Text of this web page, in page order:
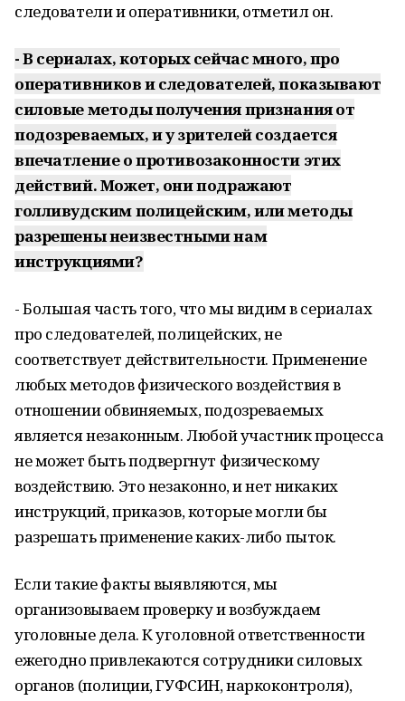
следователи и оперативники, отметил он.
- В сериалах, которых сейчас много, про
оперативников и следователей, показывают
силовые методы получения признания от
подозреваемых, и у зрителей создается
впечатление о противозаконности этих
действий. Может, они подражают
голливудским полицейским, или методы
разрешены неизвестными нам
инструкциями?
- Большая часть того, что мы видим в сериалах
про следователей, полицейских, не
соответствует действительности. Применение
любых методов физического воздействия в
отношении обвиняемых, подозреваемых
является незаконным. Любой участник процесса
не может быть подвергнут физическому
воздействию. Это незаконно, и нет никаких
инструкций, приказов, которые могли бы
разрешать применение каких-либо пыток.
Если такие факты выявляются, мы
организовываем проверку и возбуждаем
уголовные дела. К уголовной ответственности
ежегодно привлекаются сотрудники силовых
органов (полиции, ГУФСИН, наркоконтроля),